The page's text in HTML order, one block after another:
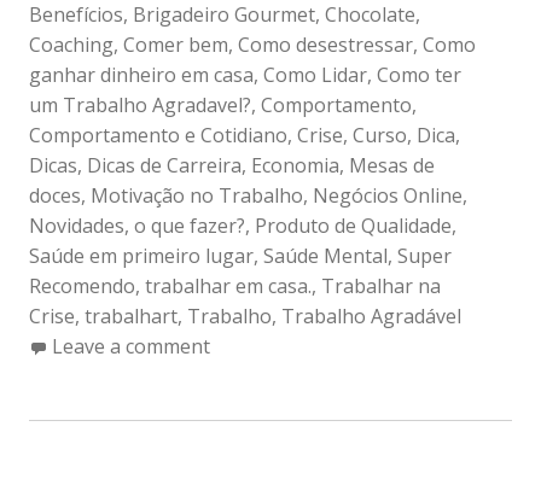
Benefícios, Brigadeiro Gourmet, Chocolate,
Coaching, Comer bem, Como desestressar, Como
ganhar dinheiro em casa, Como Lidar, Como ter
um Trabalho Agradavel?, Comportamento,
Comportamento e Cotidiano, Crise, Curso, Dica,
Dicas, Dicas de Carreira, Economia, Mesas de
doces, Motivação no Trabalho, Negócios Online,
Novidades, o que fazer?, Produto de Qualidade,
Saúde em primeiro lugar, Saúde Mental, Super
Recomendo, trabalhar em casa., Trabalhar na
Crise, trabalhart, Trabalho, Trabalho Agradável
Leave a comment